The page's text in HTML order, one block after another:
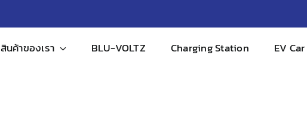
สินค้าของเรา BLU-VOLTZ Charging Station EV Car